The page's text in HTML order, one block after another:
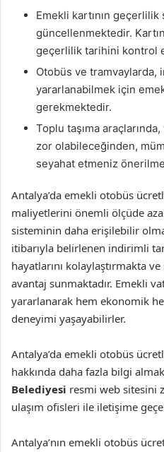
Emekli kartının
güncellenmektedir.
geçerlilik tarihini kontrol
Otobüs ve tramvaylarda,
yararlanabilmek için
gerekmektedir.
Toplu taşıma
zor olabileceğinden,
seyahat etmeniz
Antalya’da emekli otobüs
maliyetlerini önemli ölçüde
sisteminin daha erişilebilir
itibarıyla belirlenen indirimli
hayatlarını kolaylaştırmakta
avantaj sunmaktadır. Emekli
yararlanarak hem ekonomik
deneyimi yaşayabilirler.
Antalya’da emekli otobüs
hakkında daha fazla bilgi
Belediyesi resmi web sitesini
ulaşım ofisleri ile iletişime
Antalya’nın emekli otobüs